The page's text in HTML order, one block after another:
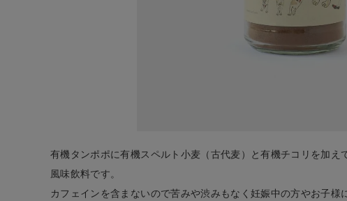
CATEGORY
有機タンポポに有機スペルト小麦（古代麦）と有機チコリを加え
風味飲料です。
カフェインを含まないので苦みや渋みもなく妊娠中の方やお子様